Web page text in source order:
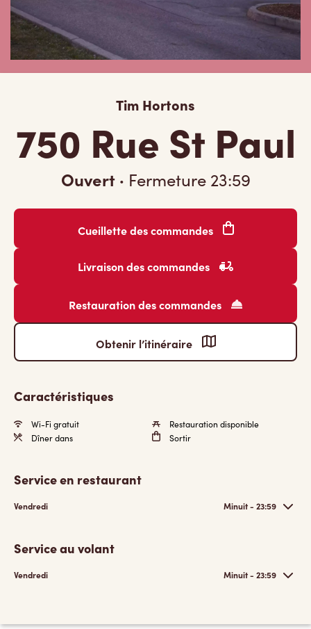
Tim Hortons
750 Rue St Paul
Ouvert · Fermeture 23:59
Cueillette des commandes
Livraison des commandes
Restauration des commandes
Obtenir l’itinéraire
Caractéristiques
Wi-Fi gratuit
Restauration disponible
Dîner dans
Sortir
Service en restaurant
Vendredi Minuit - 23:59
Service au volant
Vendredi Minuit - 23:59